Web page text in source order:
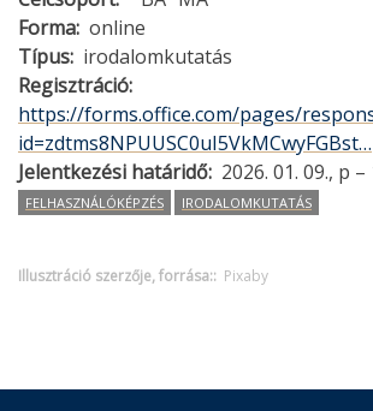
Forma online
Típus irodalomkutatás
Regisztráció
https://forms.office.com/pages/
id=zdtms8NPUUSC0uI5VkMCwyFGBst…
Jelentkezési határidő 2026. 01. 09., p –
FELHASZNÁLÓKÉPZÉS IRODALOMKUTATÁS
Illusztráció szerzője, forrása: Pixaby